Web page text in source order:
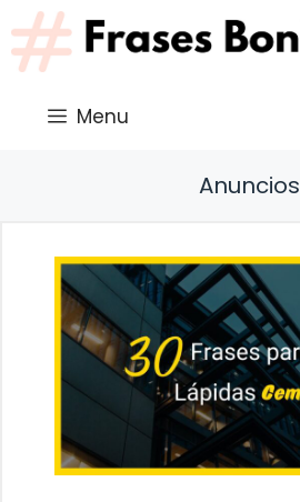
Saltar
al
contenido
Menu
Anuncios